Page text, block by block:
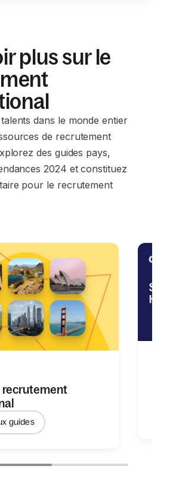
plus sur le
dans le monde entier
de recrutement
des guides pays,
2024 et constituez
pour le recrutement
recrutement
guides